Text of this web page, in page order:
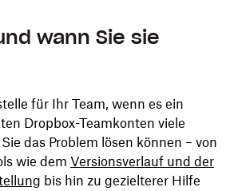
wann Sie sie
für Ihr Team, wenn es ein
Dropbox-Teamkonten viele
das Problem lösen können – von
wie dem Versionsverlauf und der
bis hin zu gezielterer Hilfe